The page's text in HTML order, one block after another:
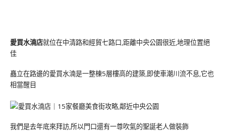
愛買水湳店就位在中清路和經貿七路口,距離中央公園很近,地理位置絕
佳
矗立在路邊的愛買水湳是一整棟5層樓高的建築,即使車潮川流不息,它也
相當醒目
我們是去年底來拜訪,所以門口還有一尊吹氣的聖誕老人做裝飾